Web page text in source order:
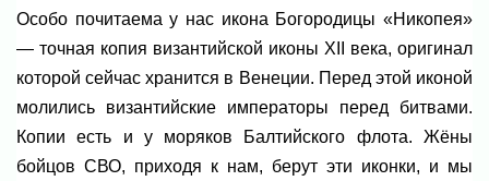
Особо почитаема у нас икона Богородицы «Никопея»
— точная копия византийской иконы XII века, оригинал
которой сейчас хранится в Венеции. Перед этой иконой
молились византийские императоры перед битвами.
Копии есть и у моряков Балтийского флота. Жёны
бойцов СВО, приходя к нам, берут эти иконки, и мы